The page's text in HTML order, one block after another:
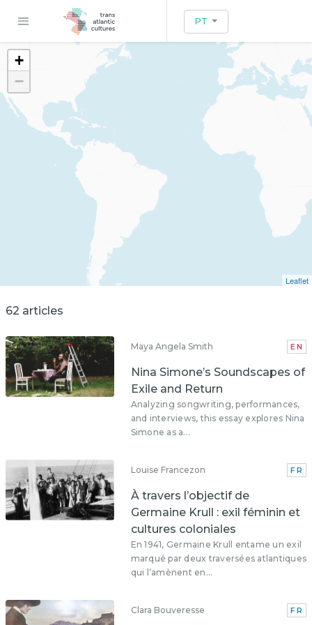
PT
+
−
Leaflet
62 articles
Maya Angela Smith EN
Nina Simone’s Soundscapes of
Exile and Return
Analyzing songwriting, performances,
and interviews, this essay explores Nina
Simone as a...
Louise Francezon FR
À travers l’objectif de
Germaine Krull : exil féminin et
cultures coloniales
En 1941, Germaine Krull entame un exil
marqué par deux traversées atlantiques
qui l’amènent en...
Clara Bouveresse FR